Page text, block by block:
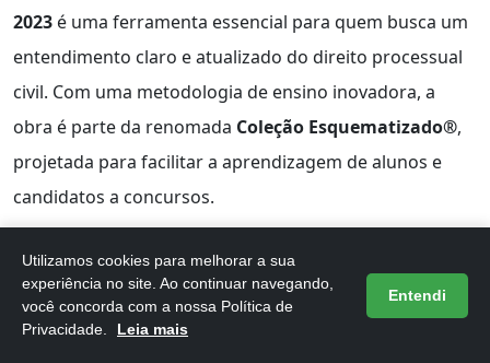
2023 é uma ferramenta essencial para quem busca um
entendimento claro e atualizado do direito processual
civil. Com uma metodologia de ensino inovadora, a
obra é parte da renomada Coleção Esquematizado®,
projetada para facilitar a aprendizagem de alunos e
candidatos a concursos.
Uma das grandes vantagens desta edição é a
atualização de conteúdo. A obra incorpora decisões
recentes do Superior Tribunal de Justiça e discute
Utilizamos cookies para melhorar a sua
experiência no site. Ao continuar navegando,
você concorda com a nossa Política de
Privacidade.
Leia mais
Entendi